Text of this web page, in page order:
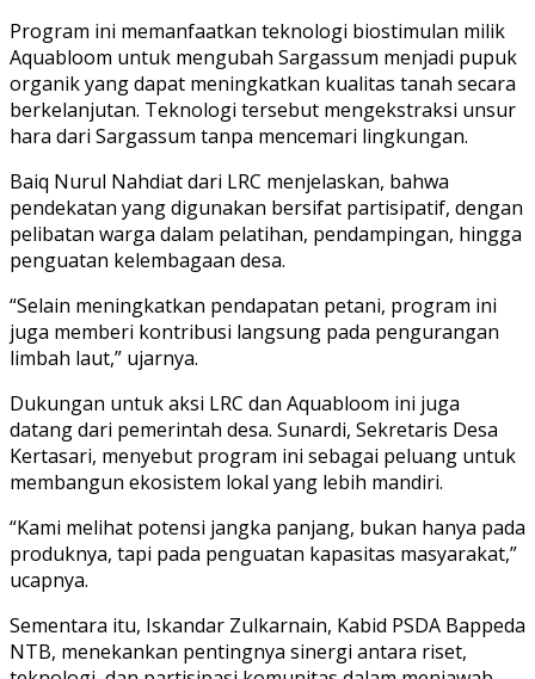
Program ini memanfaatkan teknologi biostimulan milik
Aquabloom untuk mengubah Sargassum menjadi pupuk
organik yang dapat meningkatkan kualitas tanah secara
berkelanjutan. Teknologi tersebut mengekstraksi unsur
hara dari Sargassum tanpa mencemari lingkungan.
Baiq Nurul Nahdiat dari LRC menjelaskan, bahwa
pendekatan yang digunakan bersifat partisipatif, dengan
pelibatan warga dalam pelatihan, pendampingan, hingga
penguatan kelembagaan desa.
“Selain meningkatkan pendapatan petani, program ini
juga memberi kontribusi langsung pada pengurangan
limbah laut,” ujarnya.
Dukungan untuk aksi LRC dan Aquabloom ini juga
datang dari pemerintah desa. Sunardi, Sekretaris Desa
Kertasari, menyebut program ini sebagai peluang untuk
membangun ekosistem lokal yang lebih mandiri.
“Kami melihat potensi jangka panjang, bukan hanya pada
produknya, tapi pada penguatan kapasitas masyarakat,”
ucapnya.
Sementara itu, Iskandar Zulkarnain, Kabid PSDA Bappeda
NTB, menekankan pentingnya sinergi antara riset,